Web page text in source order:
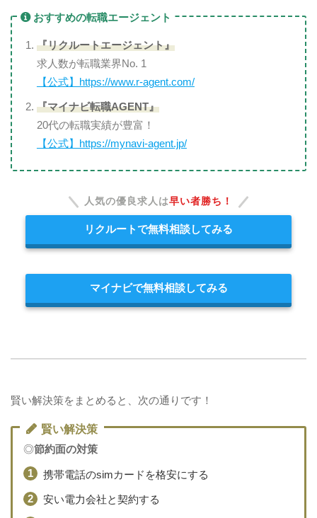
おすすめの転職エージェント
『リクルートエージェント』
求人数が転職業界No. 1
【公式】https://www.r-agent.com/
『マイナビ転職AGENT』
20代の転職実績が豊富！
【公式】https://mynavi-agent.jp/
人気の優良求人は早い者勝ち！
リクルートで無料相談してみる
マイナビで無料相談してみる
賢い解決策をまとめると、次の通りです！
賢い解決策
◎節約面の対策
携帯電話のsimカードを格安にする
安い電力会社と契約する